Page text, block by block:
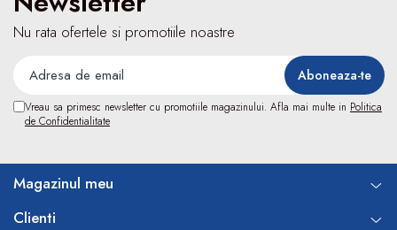
Dermatoscoape
Laringoscoape
Diapazon
Lampi examinare
Testare reflexe
Lampi cu infrarosu
Nu rata ofertele si promotiile noastre
Vreau sa primesc newsletter cu promotiile magazinului. Afla mai multe in Politica
de Confidentialitate
Magazinul meu
Clienti